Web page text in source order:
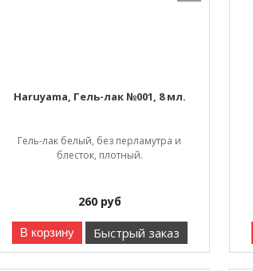
Haruyama, Гель-лак №001, 8 мл.
Гель-лак белый, без перламутра и
блесток, плотный.
260руб
В корзину Быстрый заказ